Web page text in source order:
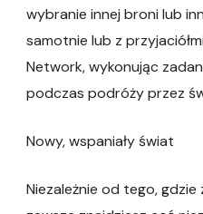
wybranie innej broni lub
samotnie lub z
Network, wykonując
podczas podróży przez
Nowy, wspaniały świat
Niezależnie od tego,